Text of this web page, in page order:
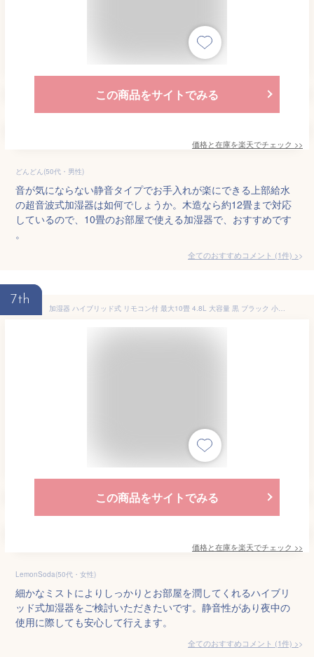
この商品をサイトでみる
価格と在庫を楽天でチェック >>
どんどん(50代・男性)
音が気にならない静音タイプでお手入れが楽にできる上部給水
の超音波式加湿器は如何でしょうか。木造なら約12畳まで対応
しているので、10畳のお部屋で使える加湿器で、おすすめです
。
全てのおすすめコメント (1件) >
7th
加湿器 ハイブリッド式 リモコン付 最大10畳 4.8L 大容量 黒 ブラック 小型 タッチセンサー 湿度設定 加湿量3段階調整 タイマー機能 卓上 アロマ加湿器 静音 乾燥対策 保湿 送料無料 NBD003BK
この商品をサイトでみる
価格と在庫を楽天でチェック >>
LemonSoda(50代・女性)
細かなミストによりしっかりとお部屋を潤してくれるハイブリ
ッド式加湿器をご検討いただきたいです。静音性があり夜中の
使用に際しても安心して行えます。
全てのおすすめコメント (1件) >